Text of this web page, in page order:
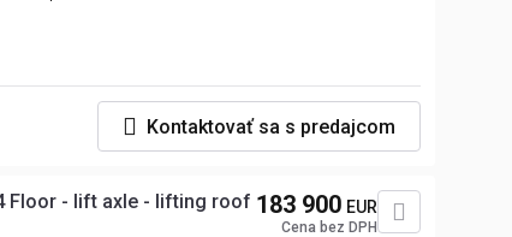
Kontaktovať sa s predajcom
Floor - lift axle - lifting roof 183 900 EUR
Cena bez DPH